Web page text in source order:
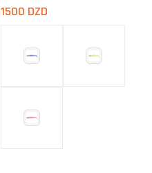
1500 DZD